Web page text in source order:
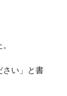
さい」と書